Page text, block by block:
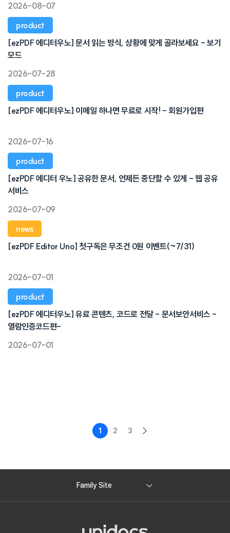
2026-08-07
product
[ezPDF 에디터우노] 문서 읽는 방식, 상황에 맞게 골라보세요 - 보기
모드
2026-07-28
product
[ezPDF 에디터우노] 이메일 하나면 무료로 시작! - 회원가입편
2026-07-16
product
[ezPDF 에디터 우노] 공유한 문서, 언제든 중단할 수 있게 - 웹 공유
서비스
2026-07-09
news
[ezPDF Editor Uno] 첫구독은 무조건 0원 이벤트(~7/31)
2026-07-01
product
[ezPDF 에디터우노] 유료 콘텐츠, 코드로 전달 - 문서보안서비스 -
열람인증코드편-
2026-07-01
1 2 3
Family Site